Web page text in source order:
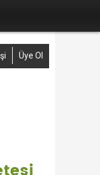
Üye Ol